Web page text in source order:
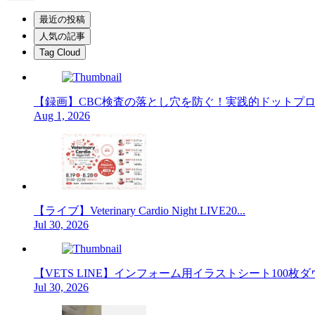
最近の投稿
人気の記事
Tag Cloud
【録画】CBC検査の落とし穴を防ぐ！実践的ドットプ
Aug 1, 2026
【ライブ】Veterinary Cardio Night LIVE20...
Jul 30, 2026
【VETS LINE】インフォーム用イラストシート100枚ダ
Jul 30, 2026